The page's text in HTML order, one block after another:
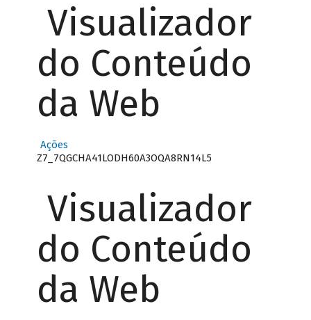
Visualizador
do Conteúdo
da Web
Ações
Z7_7QGCHA41LODH60A3OQA8RN14L5
Visualizador
do Conteúdo
da Web